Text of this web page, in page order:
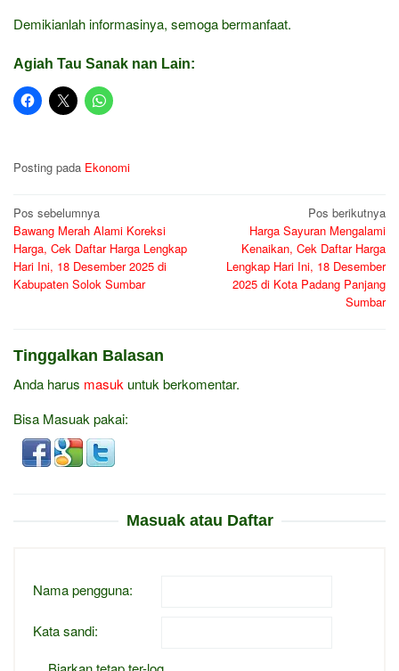
Demikianlah informasinya, semoga bermanfaat.
Agiah Tau Sanak nan Lain:
Posting pada Ekonomi
Navigasi
pos
Pos sebelumnya
Bawang Merah Alami Koreksi
Harga, Cek Daftar Harga Lengkap
Hari Ini, 18 Desember 2025 di
Kabupaten Solok Sumbar
Pos berikutnya
Harga Sayuran Mengalami
Kenaikan, Cek Daftar Harga
Lengkap Hari Ini, 18 Desember
2025 di Kota Padang Panjang
Sumbar
Tinggalkan Balasan
Anda harus masuk untuk berkomentar.
Bisa Masuak pakai:
Masuak atau Daftar
Nama pengguna:
Kata sandi: